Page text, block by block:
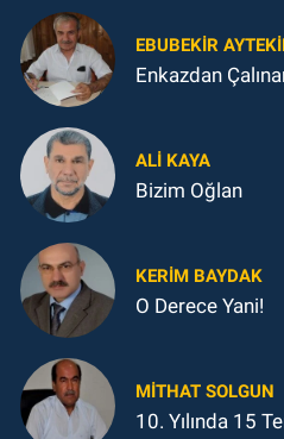
EBUBEKIR
Enkazdan
ALI KAYA
Bizim Oğlan
KERIM BAYDAK
O Derece Yani!
MITHAT SOLGUN
10. Yılında 15